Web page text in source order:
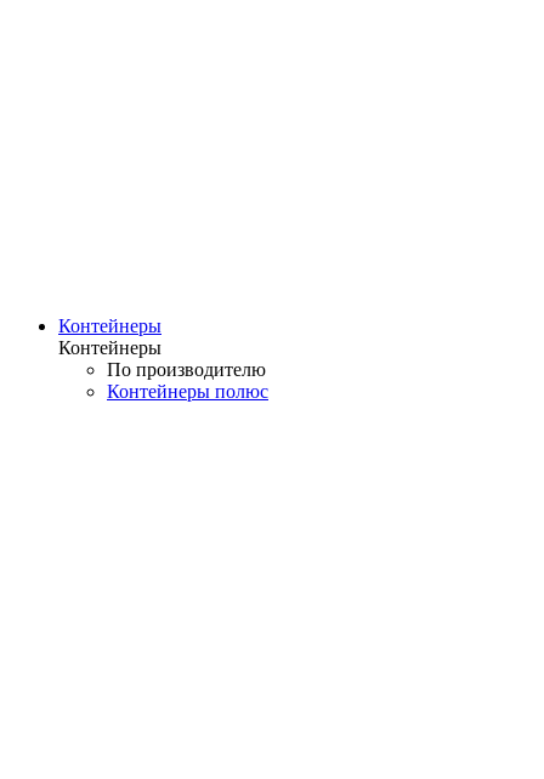
Контейнеры
Контейнеры
По производителю
Контейнеры полюс